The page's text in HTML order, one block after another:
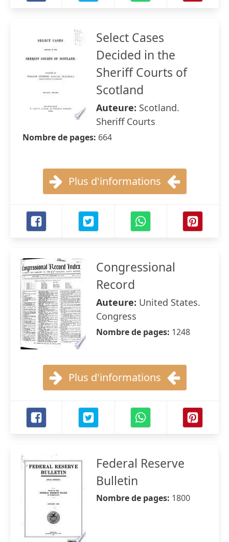
Select Cases
Decided in the
Sheriff Courts of
Scotland
Auteure: Scotland.
Sheriff Courts
Nombre de pages: 664
Plus d'informations
Congressional
Record
Auteure: United States.
Congress
Nombre de pages: 1248
Plus d'informations
Federal Reserve
Bulletin
Nombre de pages: 1800